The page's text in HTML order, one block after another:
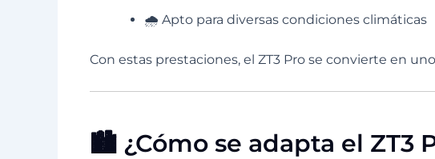
🌧️ Apto para diversas condiciones climáticas
Con estas prestaciones, el ZT3 Pro se convierte en
🏙️ ¿Cómo se adapta el ZT3